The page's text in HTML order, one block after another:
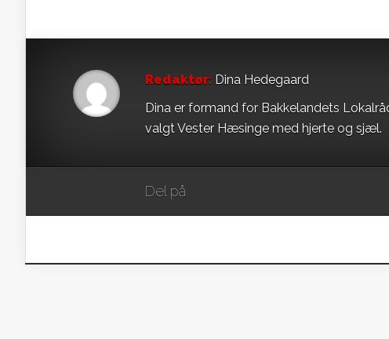
Redaktør: Dina Hedegaard
Dina er formand for Bakkelandets
valgt Vester Hæsinge med hjerte og sjæl.
Del på